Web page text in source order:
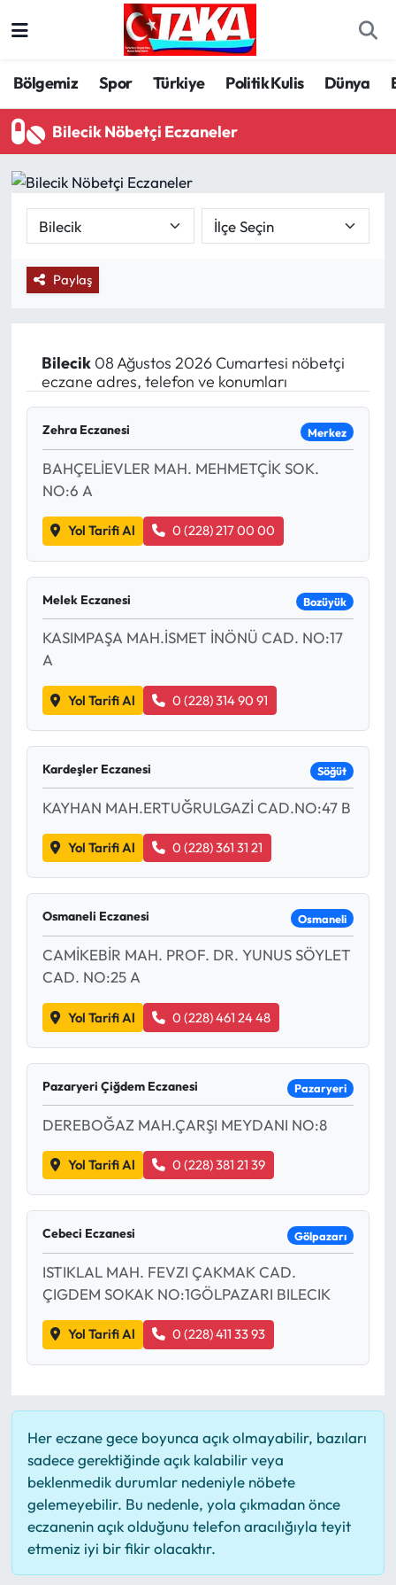
Bölgemiz Spor Türkiye Politik Kulis Dünya
Bilecik Nöbetçi Eczaneler
Paylaş
Bilecik08 Ağustos 2026 Cumartesi nöbetçi
eczane adres, telefon ve konumları
Zehra Eczanesi Merkez
BAHÇELİEVLER MAH. MEHMETÇİK SOK.
NO:6 A
Yol Tarifi Al 0 (228) 217 00 00
Melek Eczanesi Bozüyük
KASIMPAŞA MAH.İSMET İNÖNÜ CAD. NO:17
A
Yol Tarifi Al 0 (228) 314 90 91
Kardeşler Eczanesi Söğüt
KAYHAN MAH.ERTUĞRULGAZİ CAD.NO:47 B
Yol Tarifi Al 0 (228) 361 31 21
Osmaneli Eczanesi Osmaneli
CAMİKEBİR MAH. PROF. DR. YUNUS SÖYLET
CAD. NO:25 A
Yol Tarifi Al 0 (228) 461 24 48
Pazaryeri Çiğdem Eczanesi Pazaryeri
DEREBOĞAZ MAH.ÇARŞI MEYDANI NO:8
Yol Tarifi Al 0 (228) 381 21 39
Cebeci Eczanesi Gölpazarı
ISTIKLAL MAH. FEVZI ÇAKMAK CAD.
ÇIGDEM SOKAK NO:1GÖLPAZARI BILECIK
Yol Tarifi Al 0 (228) 411 33 93
Her eczane gece boyunca açık olmayabilir, bazıları
sadece gerektiğinde açık kalabilir veya
beklenmedik durumlar nedeniyle nöbete
gelemeyebilir. Bu nedenle, yola çıkmadan önce
eczanenin açık olduğunu telefon aracılığıyla teyit
etmeniz iyi bir fikir olacaktır.
Spor
Türkiye
Politika
Politik Kulis
Magazin
Mektup Galeri
Röportaj
Manşet
Köşe Yazıları
Karikatür Galeri
BIK
ASTROLOJİ
Spor Yazıları
Mektup Galeri
Ekonomi
Sağlık
Turizm
Teknoloji
Trabzon Hava Durumu
Trabzon Trafik Yoğunluk Haritası
Tüm Manşetler
Son Dakika Haberleri